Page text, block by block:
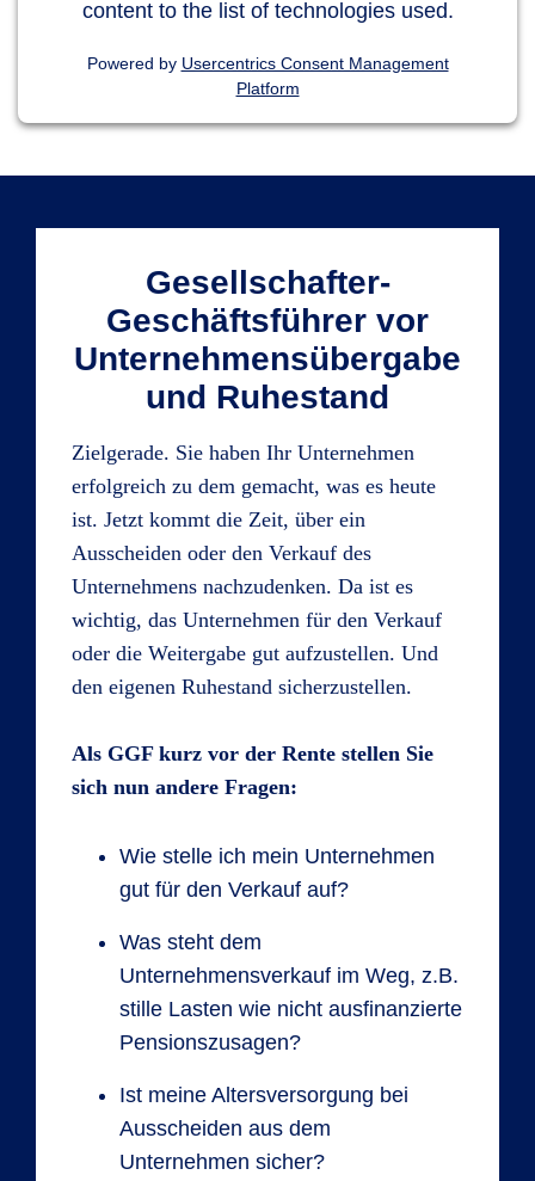
content to the list of technologies used.
Powered by Usercentrics Consent Management
Platform
Gesellschafter-
Geschäftsführer vor
Unternehmensübergabe
und Ruhestand
Zielgerade. Sie haben Ihr Unternehmen
erfolgreich zu dem gemacht, was es heute
ist. Jetzt kommt die Zeit, über ein
Ausscheiden oder den Verkauf des
Unternehmens nachzudenken. Da ist es
wichtig, das Unternehmen für den Verkauf
oder die Weitergabe gut aufzustellen. Und
den eigenen Ruhestand sicherzustellen.
Als GGF kurz vor der Rente stellen Sie
sich nun andere Fragen:
Wie stelle ich mein Unternehmen
gut für den Verkauf auf?
Was steht dem
Unternehmensverkauf im Weg, z.B.
stille Lasten wie nicht ausfinanzierte
Pensionszusagen?
Ist meine Altersversorgung bei
Ausscheiden aus dem
Unternehmen sicher?